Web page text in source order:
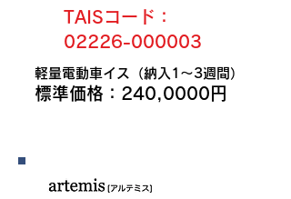
TAISコード：
02226-000003
軽量電動車イス（納入1〜3週間）
​標準価格：240,0000円